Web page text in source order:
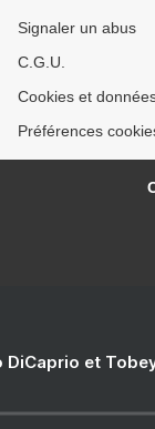
Signaler un abus
C.G.U.
Cookies et
Préférences
DiCaprio et